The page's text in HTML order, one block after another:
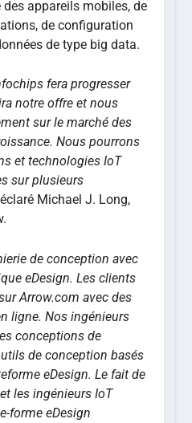
appareils mobiles, de
de configuration
de type big data.
fera progresser
notre offre et nous
sur le marché des
Nous pourrons
et technologies IoT
sur plusieurs
Michael J. Long,
de conception avec
eDesign. Les clients
Arrow.com avec des
ligne. Nos ingénieurs
conceptions de
de conception basés
eDesign. Le fait de
les ingénieurs IoT
forme eDesign